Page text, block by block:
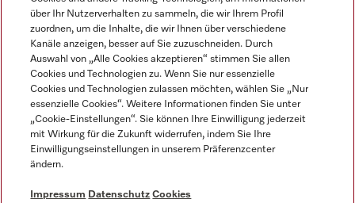
Impressum
Datenschutz
Miele auf YoutubeMiele auf Instagram
Miele auf Facebook
Miele auf LinkedInMiele auf LinkedIn
über Ihr Nutzerverhalten zu sammeln, die wir Ihrem Profil
zuordnen, um die Inhalte, die wir Ihnen über verschiedene
Kanäle anzeigen, besser auf Sie zuzuschneiden. Durch
Auswahl von „Alle Cookies akzeptieren“ stimmen Sie allen
Cookies und Technologien zu. Wenn Sie nur essenzielle
Cookies und Technologien zulassen möchten, wählen Sie „Nur
essenzielle Cookies“. Weitere Informationen finden Sie unter
„Cookie-Einstellungen“. Sie können Ihre Einwilligung jederzeit
mit Wirkung für die Zukunft widerrufen, indem Sie Ihre
Einwilligungseinstellungen in unserem Präferenzcenter
ändern.
Impressum Datenschutz Cookies